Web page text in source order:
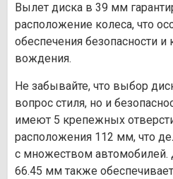
Вылет диска в 39 мм
расположение колеса, что
обеспечения безопасности
вождения.
Не забывайте, что выбор
вопрос стиля, но и
имеют 5 крепежных
расположения 112 мм, что
с множеством автомобилей.
66.45 мм также